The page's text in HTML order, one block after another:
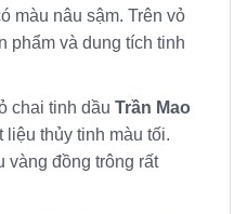
màu nâu sậm. Trên vỏ
phẩm và dung tích tinh
chai tinh dầu Trần Mao
thủy tinh màu tối.
vàng đồng trông rất